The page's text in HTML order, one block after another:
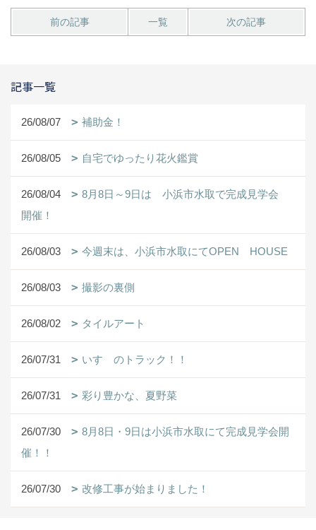
前の記事 一覧 次の記事
記事一覧
26/08/07 補助金！
26/08/05 自宅でゆったり花火鑑賞
26/08/04
8月8日～9日は 小浜市水取で完成見学会
開催！
26/08/03 今週末は、小浜市水取にてOPEN HOUSE
26/08/03 撮影の裏側
26/08/02 タイルアート
26/07/31 いすゞのトラック！！
26/07/31 彩り豊かな、夏野菜
26/07/30
8月8日・9日は小浜市水取にて完成見学会開
催！！
26/07/30 改修工事が始まりました！